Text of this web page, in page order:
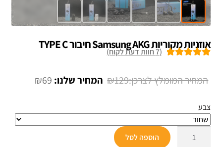
אוזניות מקוריות Samsung AKG חיבור TYPE C
(
7חוות דעת לקוח)
₪129
המחיר
היה:
₪129.
₪69 המחיר
הוא:
₪69.
צבע
הוספה לסל